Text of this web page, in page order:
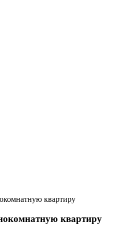
квартиру
квартиру